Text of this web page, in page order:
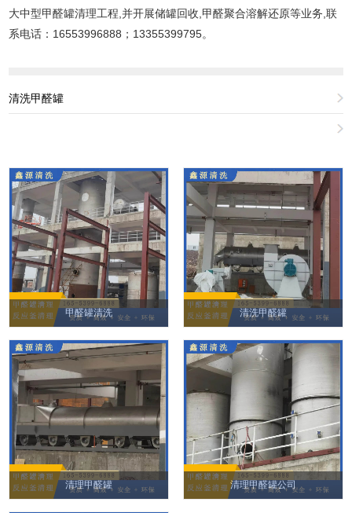
大中型甲醛罐清理工程,并开展储罐回收,甲醛聚合溶解还原等业务,联
系电话：16553996888；13355399795。
清洗甲醛罐
甲醛罐清洗 清洗甲醛罐
清理甲醛罐 清理甲醛罐公司